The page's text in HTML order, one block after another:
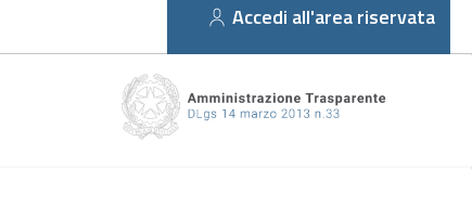
Accedi all'area riservata